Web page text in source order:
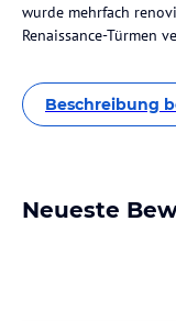
wurde mehrfach
Renaissance-Türmen
Beschreibung
Neueste